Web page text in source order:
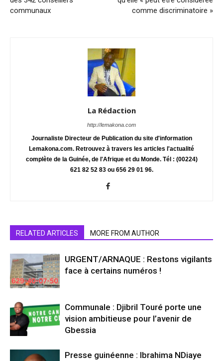
communaux
comme discriminatoire »
La Rédaction
http://lemakona.com
Journaliste Directeur de Publication du site d'information
Lemakona.com. Retrouvez à travers les articles l'actualité
complète de la Guinée, de l'Afrique et du Monde. Tél : (00224)
621 82 52 83 ou 656 29 01 96.
RELATED ARTICLES MORE FROM AUTHOR
URGENT/ARNAQUE : Restons vigilants
face à certains numéros !
Communale : Djibril Touré porte une
vision ambitieuse pour l’avenir de
Gbessia
Presse guinéenne : Ibrahima NDiaye